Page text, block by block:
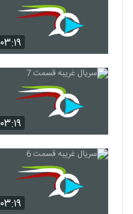
۰۳:۱۹
۰۳:۱۹
۰۳:۱۹